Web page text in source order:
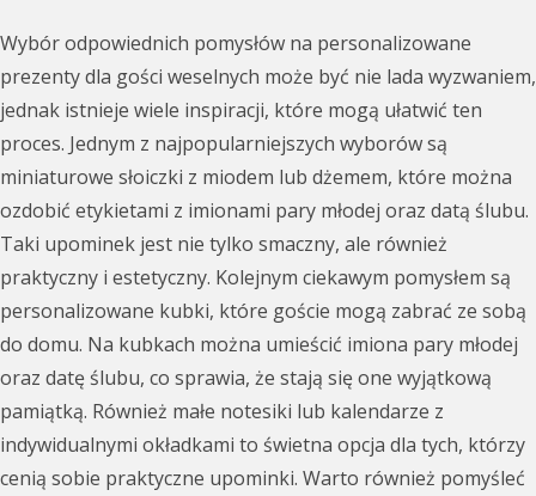
Wybór odpowiednich pomysłów na personalizowane
prezenty dla gości weselnych może być nie lada wyzwaniem,
jednak istnieje wiele inspiracji, które mogą ułatwić ten
proces. Jednym z najpopularniejszych wyborów są
miniaturowe słoiczki z miodem lub dżemem, które można
ozdobić etykietami z imionami pary młodej oraz datą ślubu.
Taki upominek jest nie tylko smaczny, ale również
praktyczny i estetyczny. Kolejnym ciekawym pomysłem są
personalizowane kubki, które goście mogą zabrać ze sobą
do domu. Na kubkach można umieścić imiona pary młodej
oraz datę ślubu, co sprawia, że stają się one wyjątkową
pamiątką. Również małe notesiki lub kalendarze z
indywidualnymi okładkami to świetna opcja dla tych, którzy
cenią sobie praktyczne upominki. Warto również pomyśleć